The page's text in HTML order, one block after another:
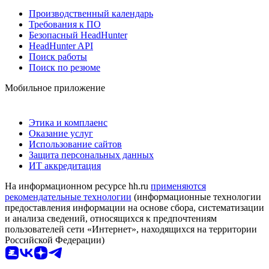
Производственный календарь
Требования к ПО
Безопасный HeadHunter
HeadHunter API
Поиск работы
Поиск по резюме
Мобильное приложение
Этика и комплаенс
Оказание услуг
Использование сайтов
Защита персональных данных
ИТ аккредитация
На информационном ресурсе hh.ru применяются
рекомендательные технологии (информационные технологии
предоставления информации на основе сбора, систематизации
и анализа сведений, относящихся к предпочтениям
пользователей сети «Интернет», находящихся на территории
Российской Федерации)